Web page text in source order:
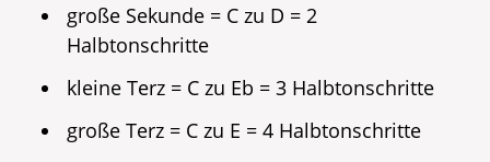
große Sekunde = C zu D = 2
Halbtonschritte
kleine Terz = C zu Eb = 3 Halbtonschritte
große Terz = C zu E = 4 Halbtonschritte